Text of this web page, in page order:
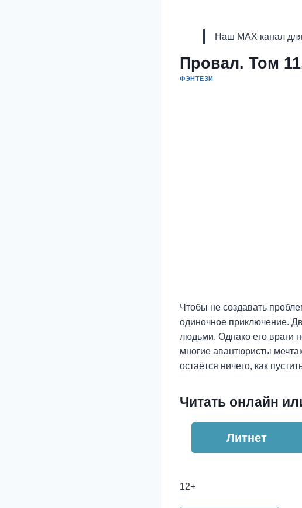
Наш MAX канал
Провал. Том
ФЭНТЕЗИ
Чтобы не создавать
одиночное приключение.
людьми. Однако его враги
многие авантюристы
остаётся ничего, как
Читать онлайн
Литнет
12+